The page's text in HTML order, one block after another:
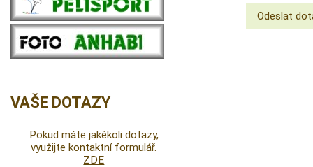
VAŠE DOTAZY
Pokud máte jakékoli dotazy,
využijte kontaktní formulář.
ZDE